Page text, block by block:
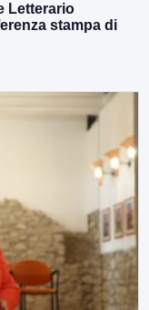
Letterario
stampa di